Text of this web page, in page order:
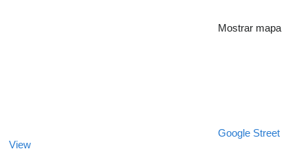
Mostrar mapa
Google Street
View